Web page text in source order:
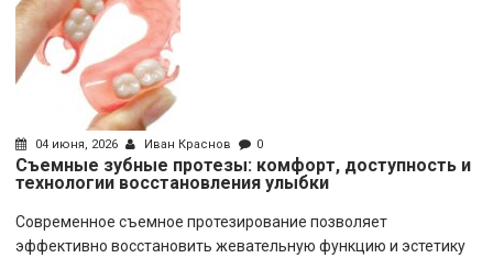
04 июня, 2026 Иван Краснов 0
Съемные зубные протезы: комфорт, доступность и
технологии восстановления улыбки
Современное съемное протезирование позволяет
эффективно восстановить жевательную функцию и эстетику